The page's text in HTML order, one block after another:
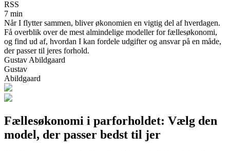
RSS
7 min
Når I flytter sammen, bliver økonomien en vigtig del af hverdagen.
Få overblik over de mest almindelige modeller for fællesøkonomi,
og find ud af, hvordan I kan fordele udgifter og ansvar på en måde,
der passer til jeres forhold.
Gustav Abildgaard
Gustav
Abildgaard
Fællesøkonomi i parforholdet: Vælg den
model, der passer bedst til jer